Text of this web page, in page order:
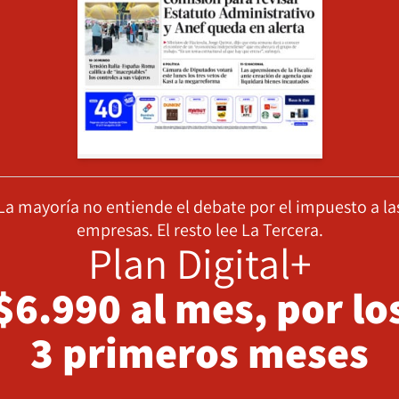
mayoría no entiende el debate por el impuesto a
empresas. El resto lee La Tercera.
Plan Digital+
al mes, por
3 primeros meses